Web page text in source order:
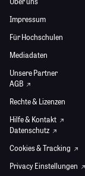
Impressum
Für Hochschulen
Mediadaten
Unsere Partner
AGB
Rechte & Lizenzen
Hilfe & Kontakt
Datenschutz
Cookies & Tracking
Privacy Einstellungen